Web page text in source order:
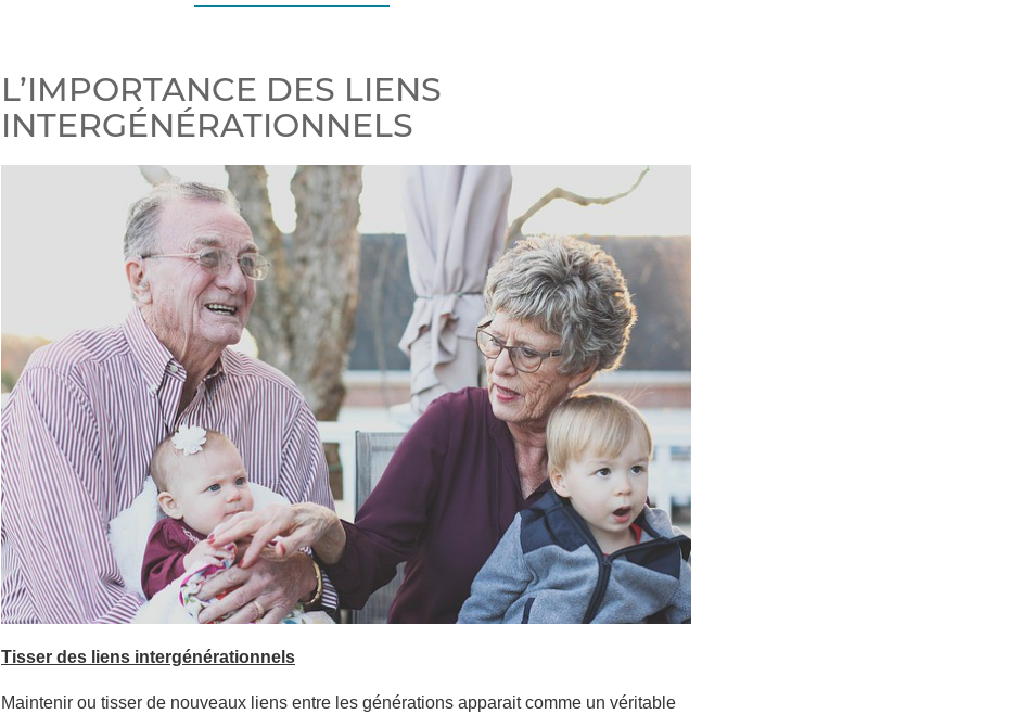
L’IMPORTANCE DES LIENS
INTERGÉNÉRATIONNELS
Tisser des liens intergénérationnels
Maintenir ou tisser de nouveaux liens entre les générations apparait comme un véritable